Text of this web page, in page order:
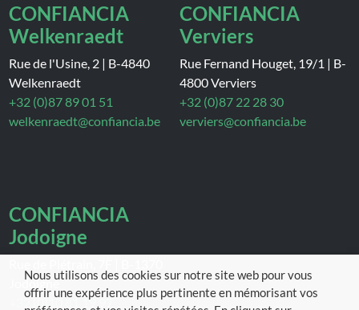
CONFIANCIA
Welkenraedt
Rue de l'Usine, 2 | B-4840
Welkenraedt
+32 (0)87 89 01 51
welkenraedt@confiancia.be
CONFIANCIA
Verviers
Rue Fernand Houget, 19/1 | B-
4800 Verviers
+32 (0)87 22 28 30
verviers@confiancia.be
CONFIANCIA
Jodoigne
Jodoigne
+32 (0)10 81 19 97
Nous utilisons des cookies sur notre site web pour vous
offrir une expérience plus pertinente en mémorisant vos